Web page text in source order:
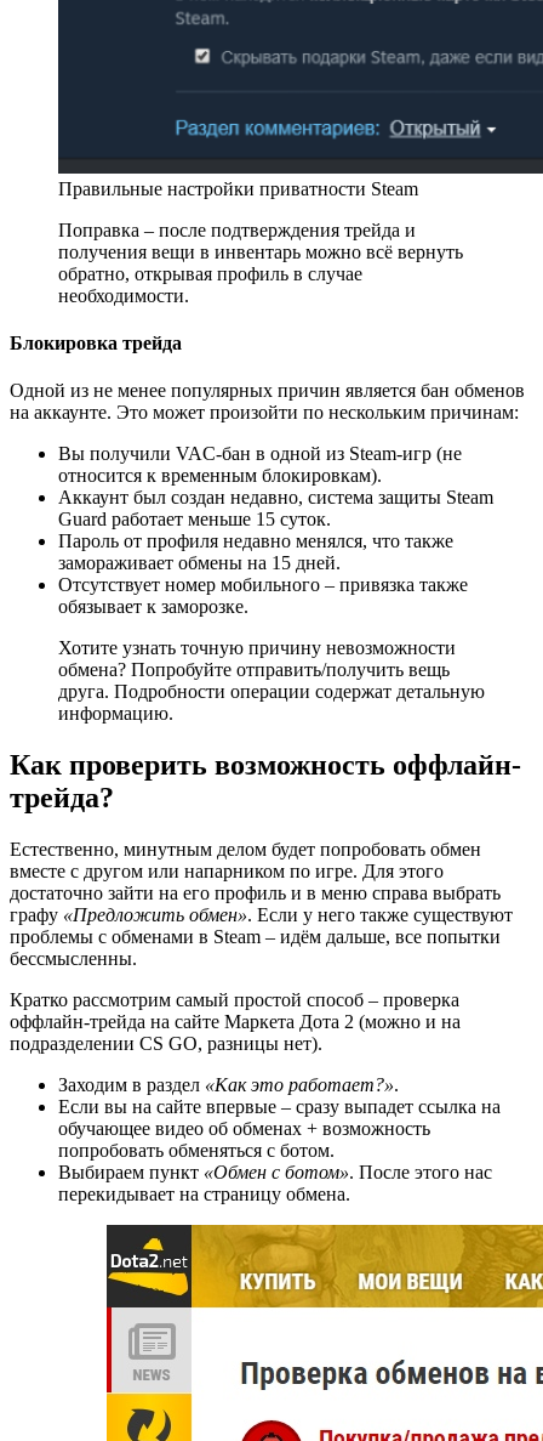
Правильные настройки приватности Steam
Поправка – после подтверждения трейда и
получения вещи в инвентарь можно всё вернуть
обратно, открывая профиль в случае
необходимости.
Блокировка трейда
Одной из не менее популярных причин является бан обменов
на аккаунте. Это может произойти по нескольким причинам:
Вы получили VAC-бан в одной из Steam-игр (не
относится к временным блокировкам).
Аккаунт был создан недавно, система защиты Steam
Guard работает меньше 15 суток.
Пароль от профиля недавно менялся, что также
замораживает обмены на 15 дней.
Отсутствует номер мобильного – привязка также
обязывает к заморозке.
Хотите узнать точную причину невозможности
обмена? Попробуйте отправить/получить вещь
друга. Подробности операции содержат детальную
информацию.
Как проверить возможность оффлайн-
трейда?
Естественно, минутным делом будет попробовать обмен
вместе с другом или напарником по игре. Для этого
достаточно зайти на его профиль и в меню справа выбрать
графу «Предложить обмен». Если у него также существуют
проблемы с обменами в Steam – идём дальше, все попытки
бессмысленны.
Кратко рассмотрим самый простой способ – проверка
оффлайн-трейда на сайте Маркета Дота 2 (можно и на
подразделении CS GO, разницы нет).
Заходим в раздел «Как это работает?».
Если вы на сайте впервые – сразу выпадет ссылка на
обучающее видео об обменах + возможность
попробовать обменяться с ботом.
Выбираем пункт «Обмен с ботом». После этого нас
перекидывает на страницу обмена.